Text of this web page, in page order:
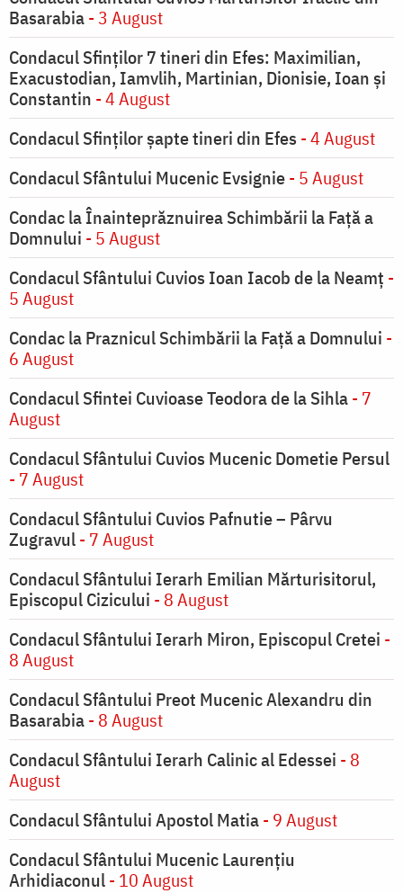
Basarabia- 3 August
Condacul Sfinţilor 7 tineri din Efes: Maximilian,
Exacustodian, Iamvlih, Martinian, Dionisie, Ioan şi
Constantin - 4 August
Condacul Sfinţilor şapte tineri din Efes - 4 August
Condacul Sfântului Mucenic Evsignie- 5 August
Condac la Înainteprăznuirea Schimbării la Faţă a
Domnului - 5 August
Condacul Sfântului Cuvios Ioan Iacob de la Neamț -
5 August
Condac la Praznicul Schimbării la Faţă a Domnului -
6 August
Condacul Sfintei Cuvioase Teodora de la Sihla- 7
August
Condacul Sfântului Cuvios Mucenic Dometie Persul
- 7 August
Condacul Sfântului Cuvios Pafnutie – Pârvu
Zugravul- 7 August
Condacul Sfântului Ierarh Emilian Mărturisitorul,
Episcopul Cizicului - 8 August
Condacul Sfântului Ierarh Miron, Episcopul Cretei -
8 August
Condacul Sfântului Preot Mucenic Alexandru din
Basarabia- 8 August
Condacul Sfântului Ierarh Calinic al Edessei - 8
August
Condacul Sfântului Apostol Matia- 9 August
Condacul Sfântului Mucenic Laurențiu
Arhidiaconul- 10 August